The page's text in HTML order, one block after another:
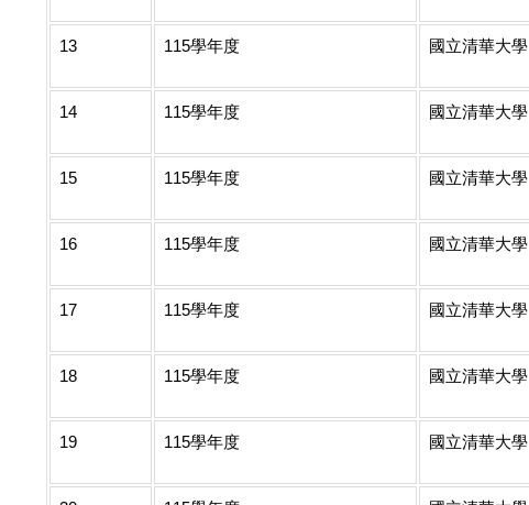
13 115學年度 國立清華大學
14 115學年度 國立清華大學
15 115學年度 國立清華大學
16 115學年度 國立清華大學
17 115學年度 國立清華大學
18 115學年度 國立清華大學
19 115學年度 國立清華大學